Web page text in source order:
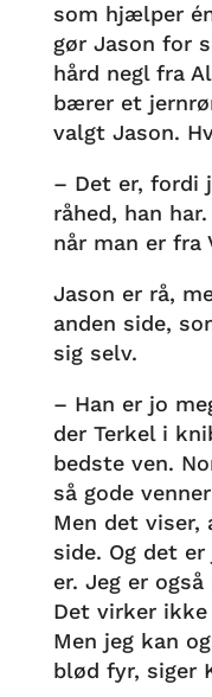
som hjælper
gør Jason for
hård negl fra
bærer et
valgt Jason.
– Det er, fordi
råhed, han
når man er fra
Jason er rå,
anden side,
sig selv.
– Han er jo
der Terkel i
bedste ven.
så gode
Men det viser,
side. Og det
er. Jeg er
Det virker ikke
Men jeg kan
blød fyr, siger